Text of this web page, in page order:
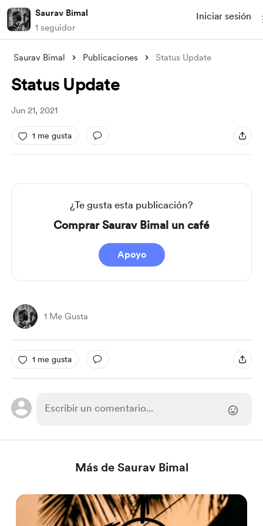
Saurav Bimal
1 seguidor
Iniciar sesión
Saurav Bimal Publicaciones Status Update
Status Update
Jun 21, 2021
1 me gusta
¿Te gusta esta publicación?
Comprar Saurav Bimal un café
Apoyo
1 Me Gusta
1 me gusta
Más de Saurav Bimal